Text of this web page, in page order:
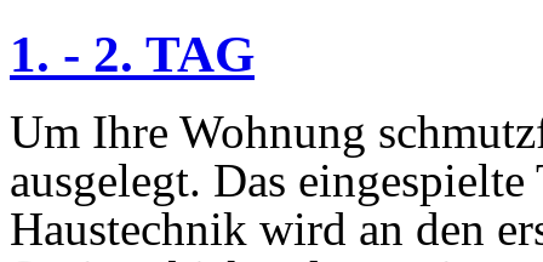
1. - 2. TAG
Um Ihre Wohnung
ausgelegt. Das
Haustechnik wird an den